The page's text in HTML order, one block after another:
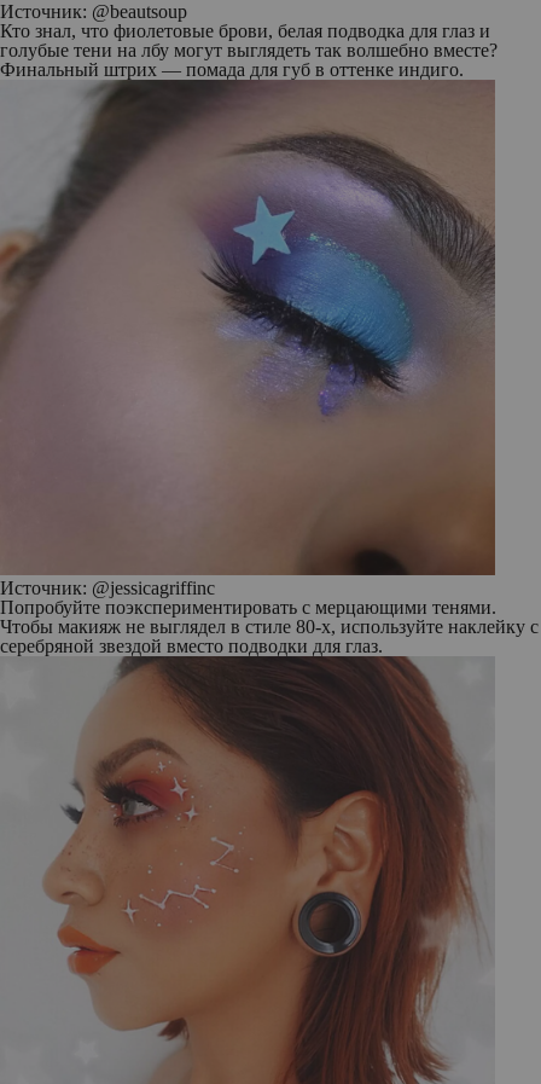
Источник: @beautsoup
Кто знал, что фиолетовые брови, белая подводка для глаз и
голубые тени на лбу могут выглядеть так волшебно вместе?
Финальный штрих — помада для губ в оттенке индиго.
Источник: @jessicagriffinc
Попробуйте поэкспериментировать с мерцающими тенями.
Чтобы макияж не выглядел в стиле 80-х, используйте наклейку с
серебряной звездой вместо подводки для глаз.